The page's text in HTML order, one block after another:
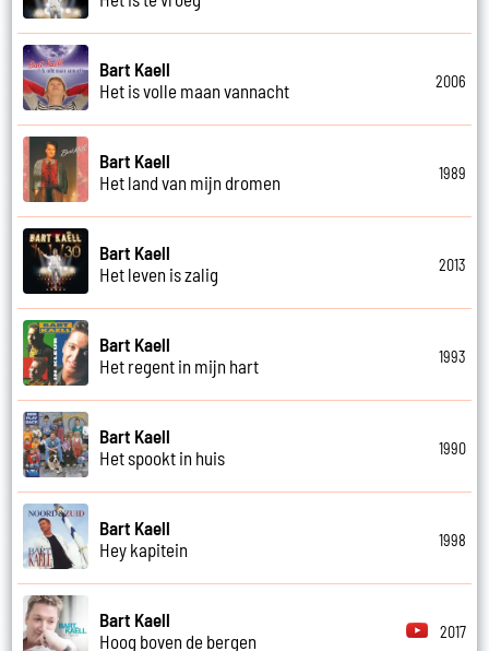
Bart Kaell
Het is volle maan vannacht
2006
Bart Kaell
Het land van mijn dromen
1989
Bart Kaell
Het leven is zalig
2013
Bart Kaell
Het regent in mijn hart
1993
Bart Kaell
Het spookt in huis
1990
Bart Kaell
Hey kapitein
1998
Bart Kaell
Hoog boven de bergen
2017